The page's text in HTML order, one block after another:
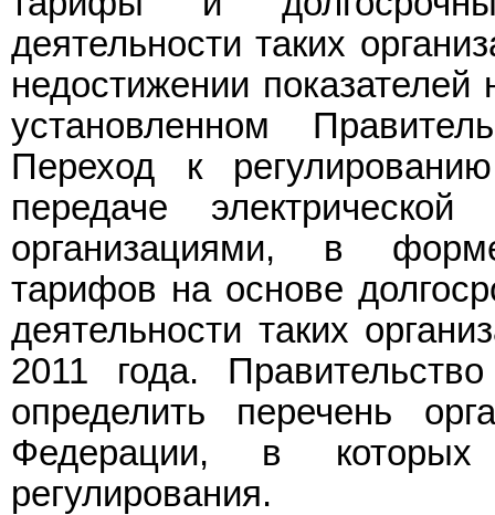
деятельности таких
недостижении
установленном
Переход к
передаче
организациями, в
тарифов на основе
деятельности таких
2011 года.
определить перечень
Федерации, в
регулирования.